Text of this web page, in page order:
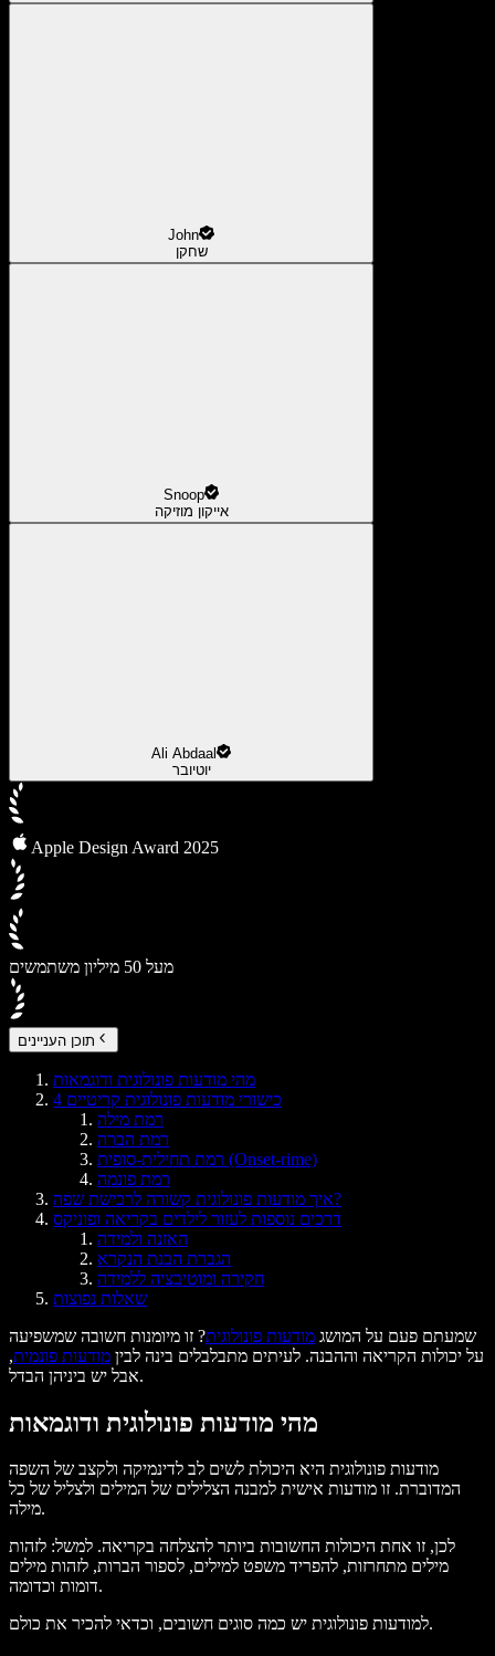
John
שחקן
Snoop
אייקון מוזיקה
Ali Abdaal
יוטיובר
Apple Design Award 2025
מעל 50 מיליון משתמשים
תוכן העניינים
מהי מודעות פונולוגית ודוגמאות
4 כישורי מודעות פונולוגית קריטיים
רמת מילה
רמת הברה
רמת תחילית-סופית (Onset-rime)
רמת פונמה
איך מודעות פונולוגית קשורה לרכישת שפה?
דרכים נוספות לעזור לילדים בקריאה ופוניקס
האזנה ולמידה
הגברת הבנת הנקרא
חקירה ומוטיבציה ללמידה
שאלות נפוצות
שמעתם פעם על המושג מודעות פונולוגית? זו מיומנות חשובה שמשפיעה
על יכולות הקריאה וההבנה. לעיתים מתבלבלים בינה לבין מודעות פונמית,
אבל יש ביניהן הבדל.
מהי מודעות פונולוגית ודוגמאות
מודעות פונולוגית היא היכולת לשים לב לדינמיקה ולקצב של השפה
המדוברת. זו מודעות אישית למבנה הצלילים של המילים ולצליל של כל
מילה.
לכן, זו אחת היכולות החשובות ביותר להצלחה בקריאה. למשל: לזהות
מילים מתחרזות, להפריד משפט למילים, לספור הברות, לזהות מילים
דומות וכדומה.
למודעות פונולוגית יש כמה סוגים חשובים, וכדאי להכיר את כולם.